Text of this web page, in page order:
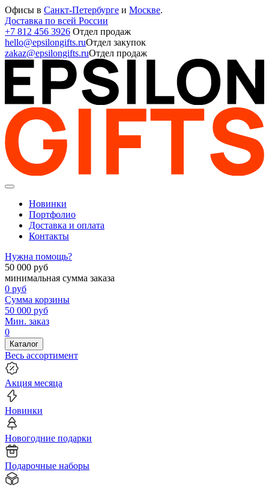
Офисы в Санкт-Петербурге и Москве.
Доставка по всей России
+7 812 456 3926 Отдел продаж
hello@epsilongifts.ruОтдел закупок
zakaz@epsilongifts.ruОтдел продаж
Новинки
Портфолио
Доставка и оплата
Контакты
Нужна помощь?
50 000 руб
минимальная сумма заказа
0 руб
Сумма корзины
50 000 руб
Мин. заказ
0
Каталог
Весь ассортимент
Акция месяца
Новинки
Новогодние подарки
Подарочные наборы